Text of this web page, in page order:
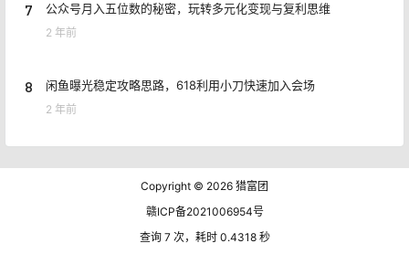
7 公众号月入五位数的秘密，玩转多元化变现与复利思维
2 年前
8 闲鱼曝光稳定攻略思路，618利用小刀快速加入会场
2 年前
Copyright © 2026 猎富团
赣ICP备2021006954号
查询 7 次，耗时 0.4318 秒